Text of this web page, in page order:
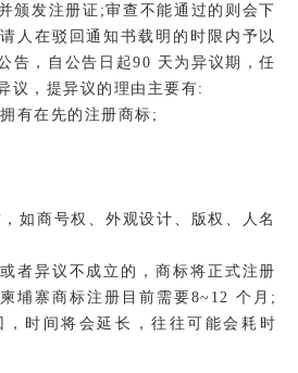
颁发注册证;审查不能通过的则会下
人在驳回通知书载明的时限内予以
告，自公告日起90 天为异议期，任
议，提异议的理由主要有:
有在先的注册商标;
如商号权、外观设计、版权、人名
者异议不成立的，商标将正式注册
埔寨商标注册目前需要8~12 个月;
时间将会延长，往往可能会耗时